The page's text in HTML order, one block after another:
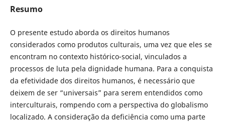
Resumo
O presente estudo aborda os direitos humanos
considerados como produtos culturais, uma vez que eles se
encontram no contexto histórico-social, vinculados a
processos de luta pela dignidade humana. Para a conquista
da efetividade dos direitos humanos, é necessário que
deixem de ser “universais” para serem entendidos como
interculturais, rompendo com a perspectiva do globalismo
localizado. A consideração da deficiência como uma parte